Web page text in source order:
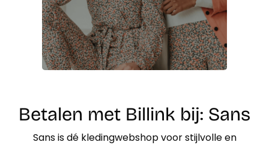
Betalen met Billink bij: Sans
Sans is dé kledingwebshop voor stijlvolle en